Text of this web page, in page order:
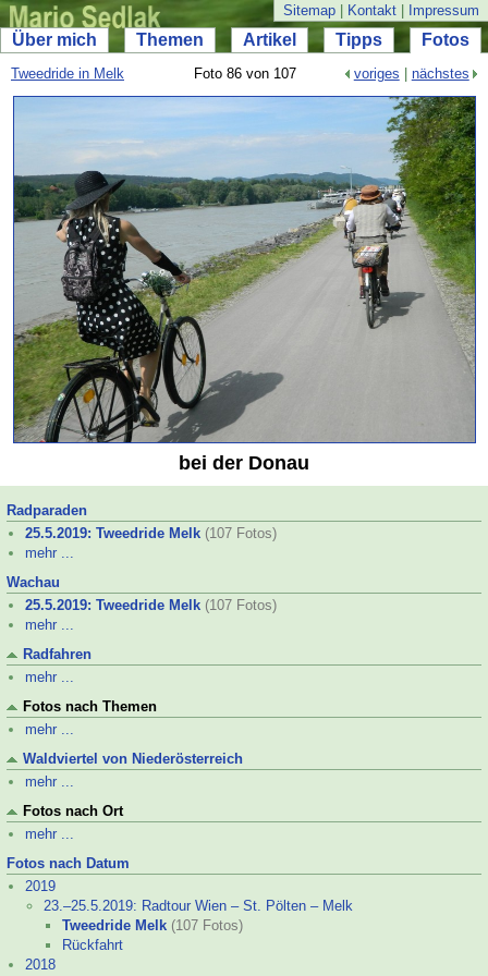
Sitemap Kontakt Impressum
Über mich Themen Artikel Tipps Fotos
Tweedride in Melk Foto 86 von 107 voriges nächstes
bei der Donau
Radparaden
25.5.2019: Tweedride Melk (107 Fotos)
mehr ...
Wachau
25.5.2019: Tweedride Melk (107 Fotos)
mehr ...
Radfahren
mehr ...
Fotos nach Themen
mehr ...
Waldviertel von Niederösterreich
mehr ...
Fotos nach Ort
mehr ...
Fotos nach Datum
2019
23.–25.5.2019: Radtour Wien – St. Pölten – Melk
Tweedride Melk (107 Fotos)
Rückfahrt
2018